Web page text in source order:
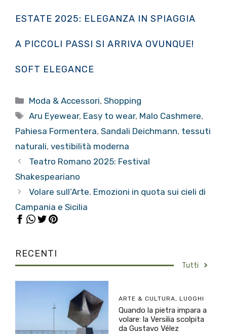
ESTATE 2025: ELEGANZA IN SPIAGGIA
A PICCOLI PASSI SI ARRIVA OVUNQUE!
SOFT ELEGANCE
Categorie
Moda & Accessori,Shopping
Tag
Aru Eyewear, Easy to wear, Malo Cashmere,
Pahiesa Formentera, Sandali Deichmann, tessuti
naturali, vestibilità moderna
Teatro Romano 2025: Festival
Shakespeariano
Volare sull’Arte. Emozioni in quota sui cieli di
Campania e Sicilia
RECENTI
Tutti
ARTE & CULTURA, LUOGHI
Quando la pietra impara a
volare: la Versilia scolpita
da Gustavo Vélez